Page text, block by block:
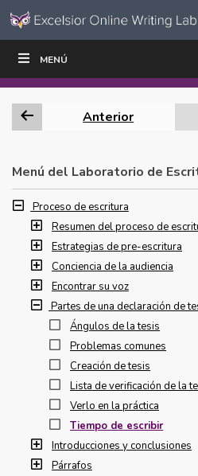
Ir al contenido
navegación
MENÚ
ESCRIBIR
Anterior
Menú del Laboratorio de
Proceso de escritura
Resumen del proceso de
Estrategias de pre-escritura
Conciencia de la audiencia
Encontrar su voz
Partes de una declaración de
Ángulos de la tesis
Problemas comunes
Creación de tesis
Lista de verificación de la
Verlo en la práctica
Tiempo de escribir
Introducciones y conclusiones
Párrafos